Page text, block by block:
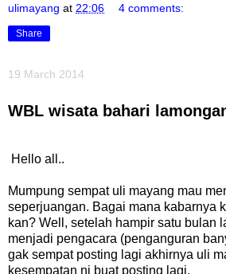
ulimayang at 22:06 4 comments:
Share
19 March 2014
WBL wisata bahari
Hello all..
Mumpung sempat uli mayang mau
seperjuangan. Bagai mana kabarnya
kan? Well, setelah hampir satu bulan
menjadi pengacara (penganguran
gak sempat posting lagi akhirnya uli
kesempatan ni buat posting lagi.